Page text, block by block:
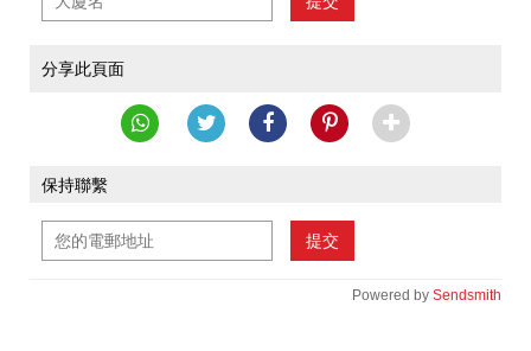
分享此頁面
保持聯繫
提交
Powered by Sendsmith